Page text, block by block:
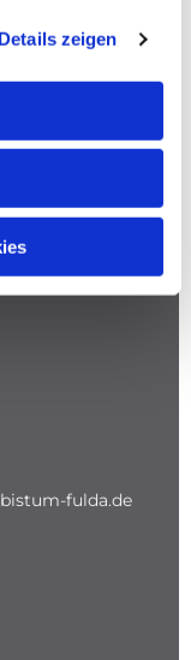
Details zeigen
fulda.de